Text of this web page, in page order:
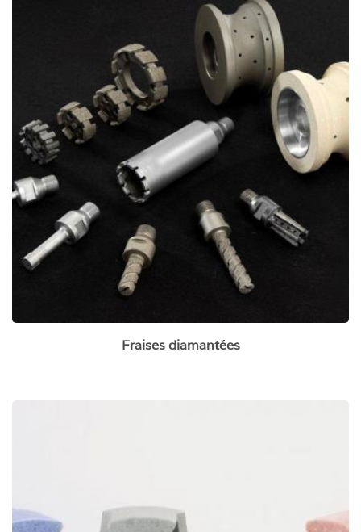
Fraises diamantées
Fraises diamantées